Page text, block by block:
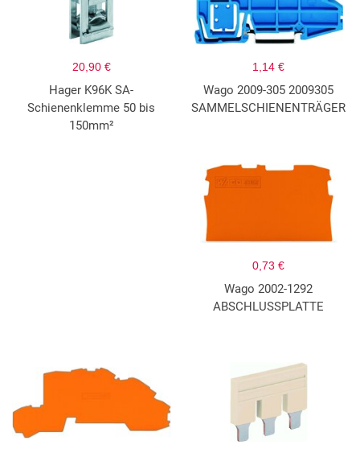
20,90 €
Hager K96K SA-
Schienenklemme 50 bis
150mm²
1,14 €
Wago 2009-305 2009305
SAMMELSCHIENENTRÄGER
0,73 €
Wago 2002-1292
ABSCHLUSSPLATTE